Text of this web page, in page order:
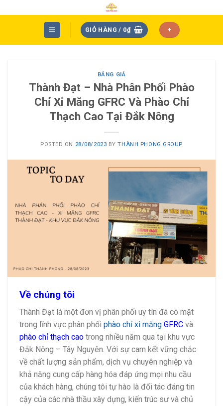
to
GIỎ HÀNG / 0₫ +
BẢNG GIÁ
Thành Đạt – Nhà Phân Phối Phào
Chỉ Xi Măng GFRC Và Phào Chỉ
Thạch Cao Tại Đắk Nông
POSTED ON 28/08/2023 BYTHÀNH PHONG GROUP
Về chúng tôi
Thành Đạt là một đơn vị phân phối uy tín đã có mặt
trong lĩnh vực phân phối phào chỉ xi măng GFRC và
phào chỉ thạch cao trong nhiều năm qua tại khu vực
Đắk Nông – Tây Nguyên. Với sự cam kết vững chắc
về chất lượng sản phẩm, dịch vụ chuyên nghiệp và
khả năng cung cấp hàng hóa đáp ứng mọi nhu cầu
của khách hàng, chúng tôi tự hào là đối tác đáng tin
cậy của các nhà thầu xây dựng, kiến trúc sư và chủ